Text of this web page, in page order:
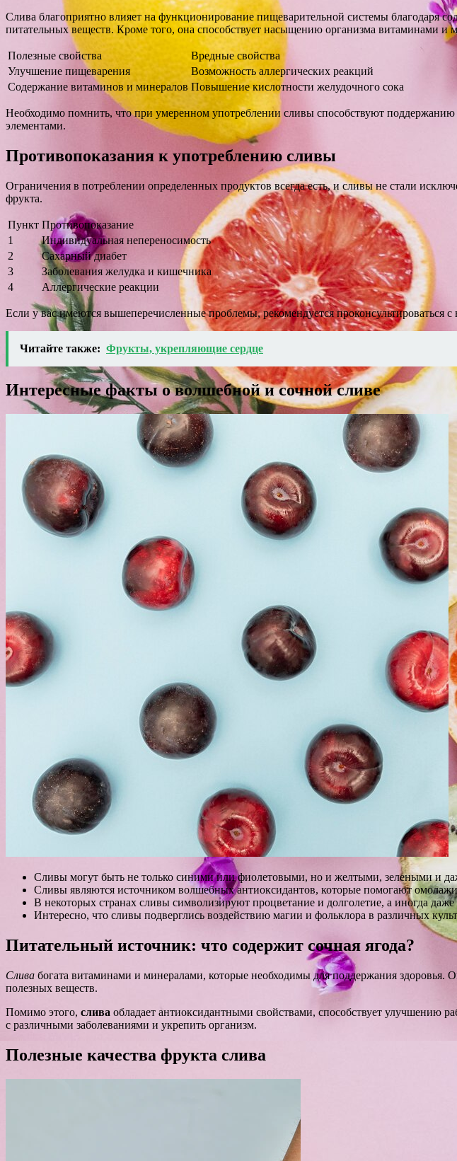
Слива благоприятно влияет на функционирование пищеварительной системы благодаря
питательных веществ. Кроме того, она способствует насыщению организма витаминами
Полезные свойства
Вредные свойства
Улучшение пищеварения
Возможность аллергических реакций
Содержание витаминов и минералов Повышение кислотности желудочного сока
Необходимо помнить, что при умеренном употреблении сливы способствуют
элементами.
Противопоказания к употреблению сливы
Ограничения в потреблении определенных продуктов всегда есть, и сливы не стали
фрукта.
Пункт Противопоказание
1
Индивидуальная непереносимость
2
Сахарный диабет
3
Заболевания желудка и кишечника
4
Аллергические реакции
Если у вас имеются вышеперечисленные проблемы, рекомендуется проконсультироваться
Читайте также: Фрукты, укрепляющие сердце
Интересные факты о волшебной и сочной сливе
Сливы могут быть не только синими или фиолетовыми, но и желтыми, зелеными и
Сливы являются источником волшебных антиоксидантов, которые помогают
В некоторых странах сливы символизируют процветание и долголетие, а иногда
Интересно, что сливы подверглись воздействию магии и фольклора в различных
Питательный источник: что содержит сочная ягода?
Слива богата витаминами и минералами, которые необходимы для поддержания
полезных веществ.
Помимо этого, слива обладает антиоксидантными свойствами, способствует улучшению
с различными заболеваниями и укрепить организм.
Полезные качества фрукта слива